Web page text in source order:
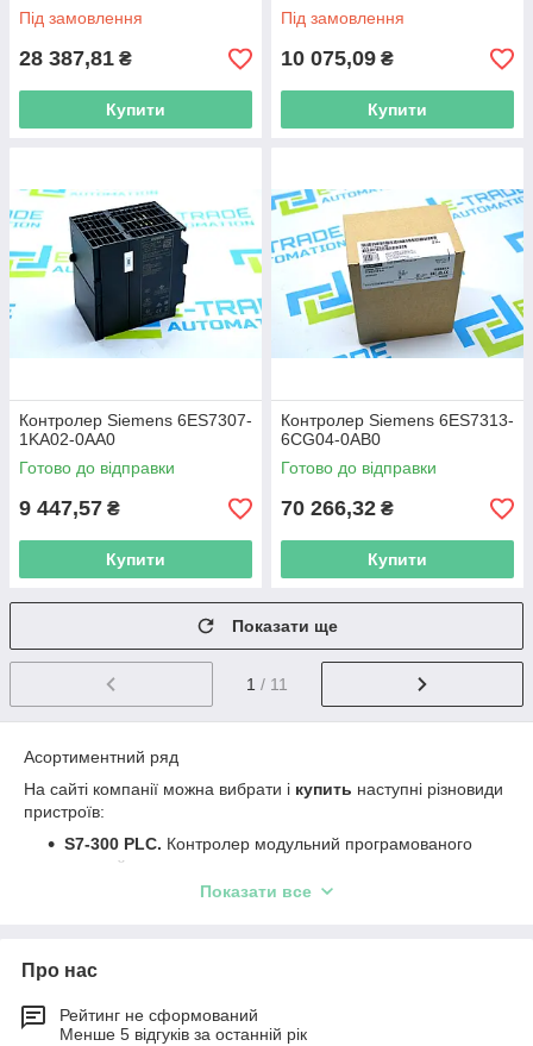
Під замовлення
28 387,81 ₴
Купити
Під замовлення
10 075,09 ₴
Купити
Контролер Siemens 6ES7307-
1KA02-0AA0
Готово до відправки
9 447,57 ₴
Купити
Контролер Siemens 6ES7313-
6CG04-0AB0
Готово до відправки
70 266,32 ₴
Купити
Показати ще
1 / 11
Асортиментний ряд
На сайті компанії можна вибрати і купить наступні різновиди
пристроїв:
S7-300 PLC. Контролер модульний програмованого
типу, який призначається для керування в
автоматичному режимі;
(внутрішніх і зовнішніх);
логічного виду застосовується для створення систем
Показати все
Про нас
Рейтинг не сформований
Менше 5 відгуків за останній рік